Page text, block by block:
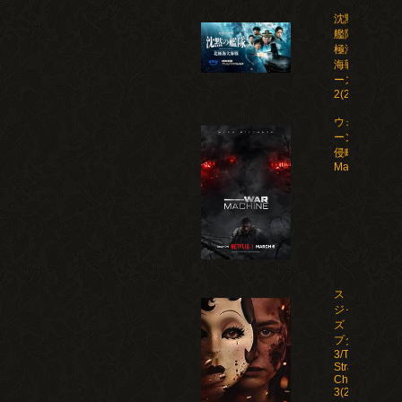
沈黙の
艦隊 北
極海大
海戦 シ
ーズン
2(2026)
ウォー・マシ
ーン: 未知な
侵略者/War
ストレン
ジャー
ズ：チャ
プター
3/The
Strangers:
Chapter
3(2026)